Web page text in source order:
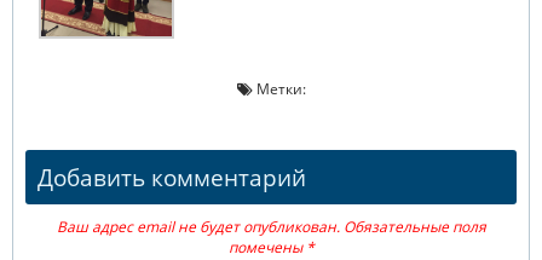
Метки:
Добавить комментарий
Ваш адрес email не будет опубликован. Обязательные поля
помечены *